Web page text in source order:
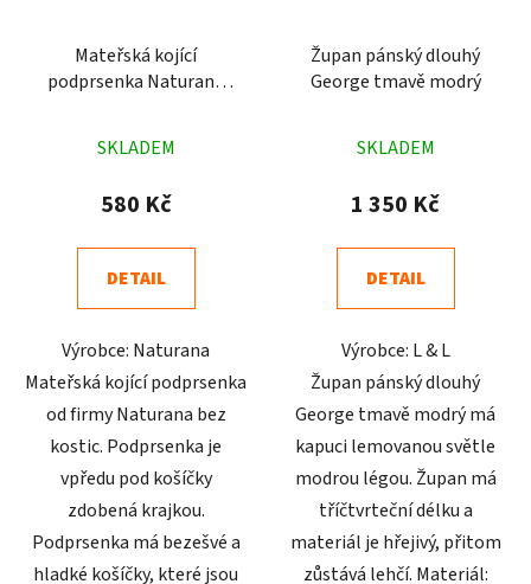
Mateřská kojící
podprsenka Naturana
hodnocení
produktu
4,8
z
hvězdiček.
SKLADEM
580 Kč
DETAIL
Výrobce: Naturana
Mateřská kojící podprsenka
od firmy Naturana bez
kostic. Podprsenka je
vpředu pod košíčky
zdobená krajkou.
Podprsenka má bezešvé a
hladké košíčky, které jsou
Župan pánský dlouhý
George tmavě modrý
hodnocení
produktu
4,6
z
hvězdiček.
SKLADEM
1 350 Kč
DETAIL
Výrobce: L & L
Župan pánský dlouhý
George tmavě modrý má
kapuci lemovanou světle
modrou légou. Župan má
tříčtvrteční délku a
materiál je hřejivý, přitom
zůstává lehčí. Materiál: